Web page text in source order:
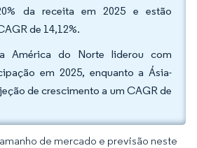
da receita em 2025 e estão
de 14,12%.
América do Norte liderou com
em 2025, enquanto a Ásia-
de crescimento a um CAGR de
de mercado e previsão neste